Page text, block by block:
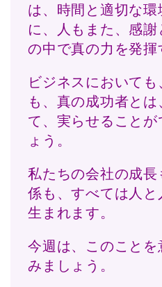
は、時間と適切な環
に、人もまた、感
の中で真の力を発揮
ビジネスにおいて
も、真の成功者と
て、実らせることが
ょう。
私たちの会社の成
係も、すべては人と
生まれます。
今週は、このことを
みましょう。